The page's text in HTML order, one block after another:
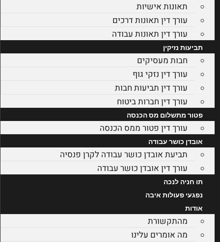
תאונות אישיות
עורך דין תאונות דרכים
עורך דין תאונות עבודה
תביעות נזיקין
חבות מעסיקים
עורך דין נזקי גוף
עורך דין תביעות חבות
עורך דין חברות ביטוח
פטור מתשלום מס הכנסה
עורך דין פטור ממס הכנסה
אובדן כושר עבודה
תביעת אובדן כושר עבודה לקרן פנסיה
עורך דין אובדן כושר עבודה
תו חניה לנכה
נפגעי פעולות איבה
אודות
מהתקשורת
מה אומרים עלינו